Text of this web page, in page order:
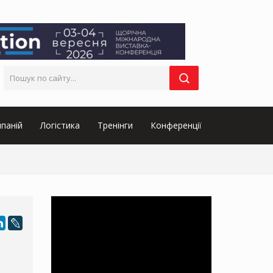
Логістика Тренінги Конференції